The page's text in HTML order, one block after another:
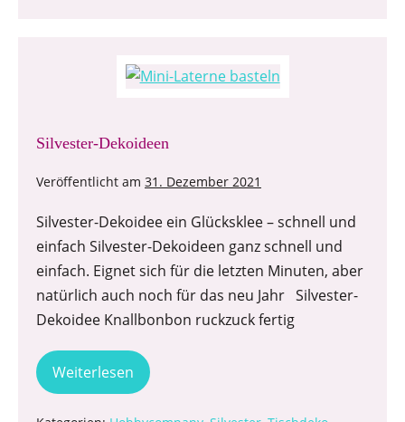
Silvester-Dekoideen
Veröffentlicht am 31. Dezember 2021
Silvester-Dekoidee ein Glücksklee – schnell und
einfach Silvester-Dekoideen ganz schnell und
einfach. Eignet sich für die letzten Minuten, aber
natürlich auch noch für das neu Jahr Silvester-
Dekoidee Knallbonbon ruckzuck fertig
Weiterlesen